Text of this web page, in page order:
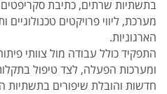
בתשתיות שרתים, כתיבת סקריפטים
מערכת, ליווי פרויקטים
הארגוניות.
התפקיד כולל עבודה מול צוותי
ומערכות הפעלה, לצד טיפול
חדשות והובלת שיפורים בתשתיות